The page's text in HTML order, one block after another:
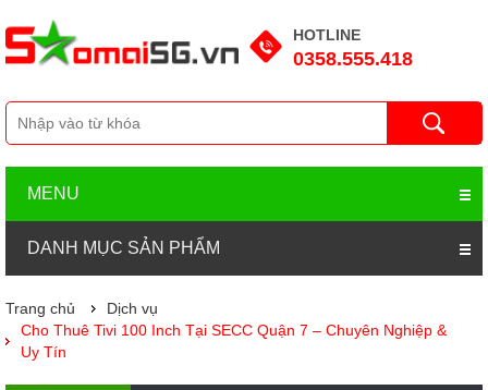
HOTLINE
0358.555.418
MENU
DANH MỤC SẢN PHẨM
Trang chủ
Dịch vụ
Cho Thuê Tivi 100 Inch Tại SECC Quận 7 – Chuyên Nghiệp &
Uy Tín